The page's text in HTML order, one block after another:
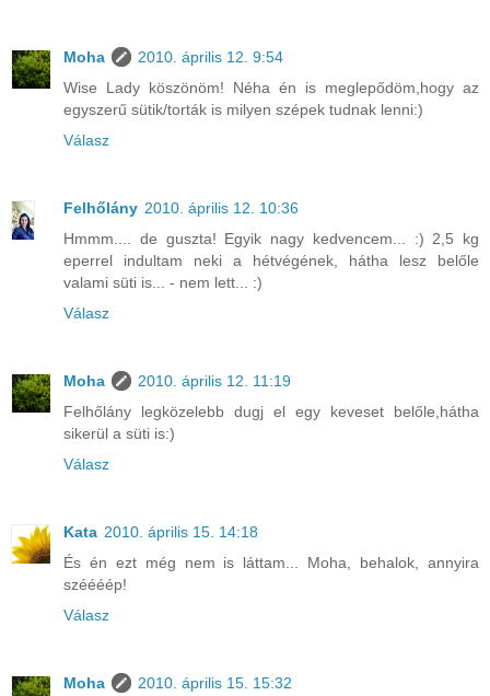
Moha
2010. április 12. 9:54
Wise Lady köszönöm! Néha én is meglepődöm,hogy az
egyszerű sütik/torták is milyen szépek tudnak lenni:)
Válasz
Felhőlány 2010. április 12. 10:36
Hmmm.... de guszta! Egyik nagy kedvencem... :) 2,5 kg
eperrel indultam neki a hétvégének, hátha lesz belőle
valami süti is... - nem lett... :)
Válasz
Moha
2010. április 12. 11:19
Felhőlány legközelebb dugj el egy keveset belőle,hátha
sikerül a süti is:)
Válasz
Kata 2010. április 15. 14:18
És én ezt még nem is láttam... Moha, behalok, annyira
széééép!
Válasz
Moha
2010. április 15. 15:32